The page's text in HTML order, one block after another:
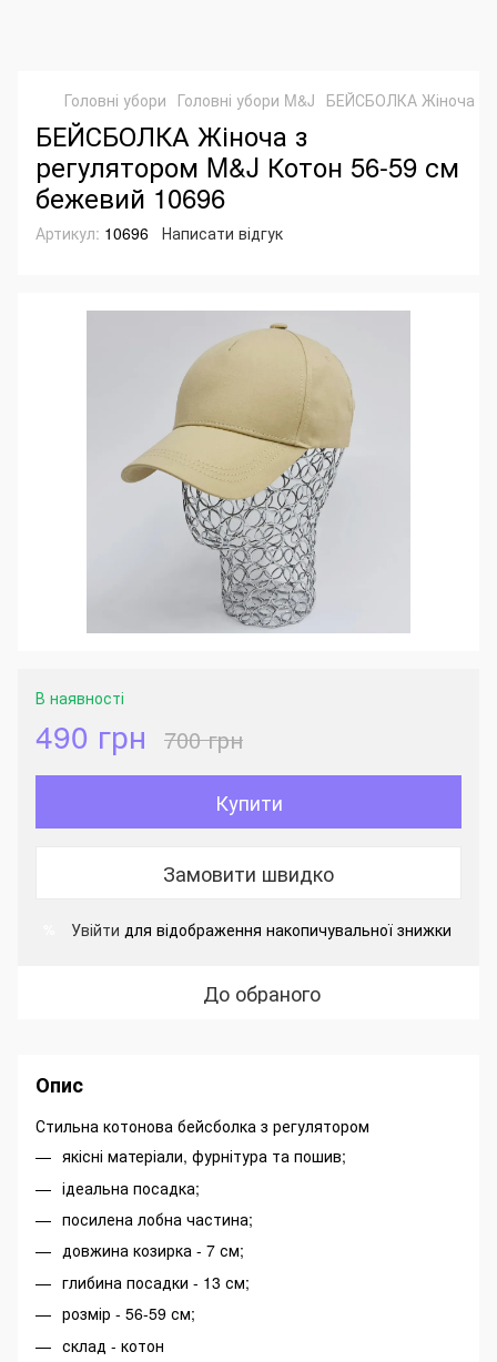
Головні убори Головні убори M&J БЕЙСБОЛКА Жіноча з
БЕЙСБОЛКА Жіноча з
регулятором M&J Котон 56-59 см
бежевий 10696
Артикул: 10696 Написати відгук
В наявності
490 грн 700 грн
Купити
Замовити швидко
Увійти для відображення накопичувальної знижки
До обраного
Опис
Стильна котонова бейсболка з регулятором
якісні матеріали, фурнітура та пошив;
ідеальна посадка;
посилена лобна частина;
довжина козирка - 7 см;
глибина посадки - 13 см;
розмір - 56-59 см;
склад - котон